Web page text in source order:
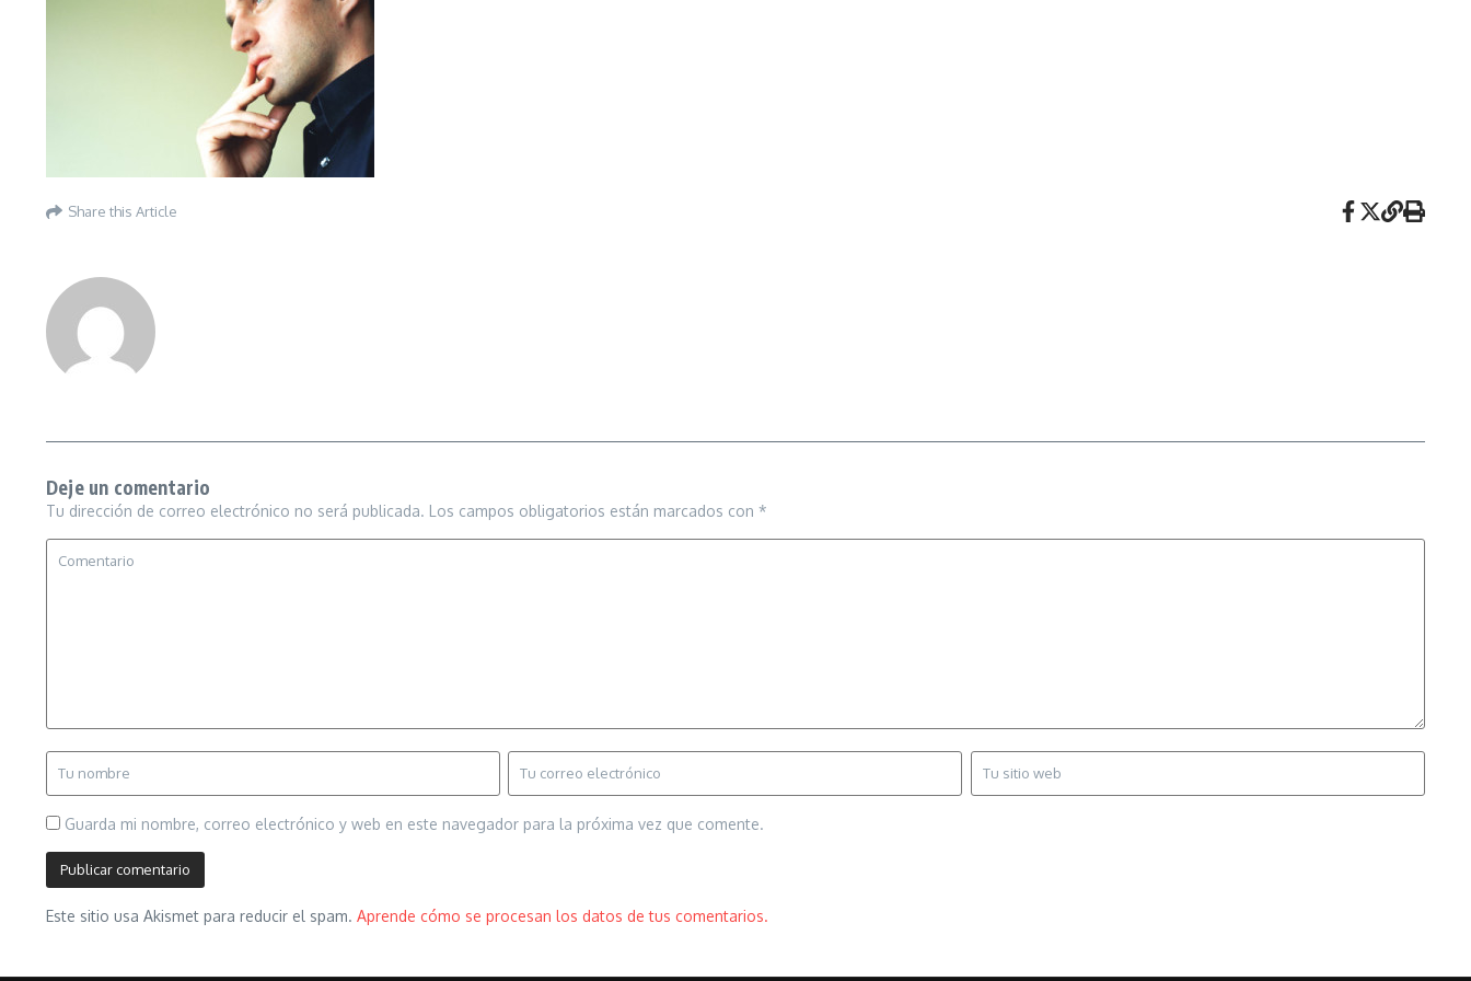
Share this Article
Deje un comentario
Tu dirección de correo electrónico no será publicada. Los campos obligatorios están marcados con *
Guarda mi nombre, correo electrónico y web en este navegador para la próxima vez que comente.
Este sitio usa Akismet para reducir el spam. Aprende cómo se procesan los datos de tus comentarios.